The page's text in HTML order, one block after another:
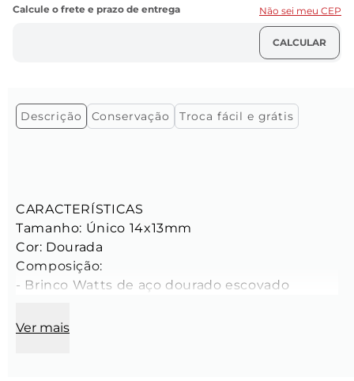
Não sei meu CEP
Descrição Conservação Troca fácil e grátis
CARACTERÍSTICAS
Tamanho: Único 14x13mm
Cor: Dourada
Composição:
- Brinco Watts de aço dourado escovado
Ver mais